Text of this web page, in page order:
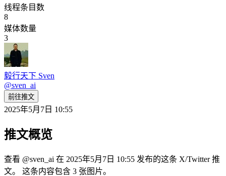
线程条目数
8
媒体数量
3
毅行天下 Sven
@sven_ai
前往推文
2025年5月7日 10:55
推文概览
查看 @sven_ai 在 2025年5月7日 10:55 发布的这条 X/Twitter 推
文。 这条内容包含 3 张图片。